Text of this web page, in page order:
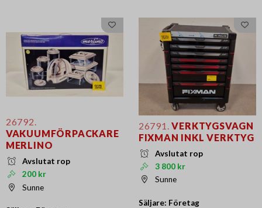
26792.
VAKUUMFÖRPACKARE
MERLINO
Avslutat rop
200 kr
Sunne
26791. VERKTYGSVAGN
FIXMAN INKL VERKTYG
Avslutat rop
3 800 kr
Sunne
Säljare: Företag